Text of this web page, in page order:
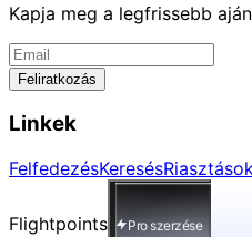
Kapja meg a legfrissebb
Feliratkozás
Linkek
FelfedezésKeresés
Flightpoints Pro szerzése